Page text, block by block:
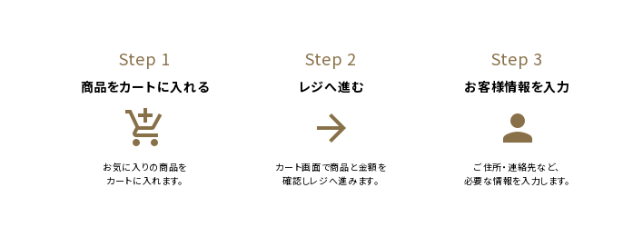
Step 1
商品をカートに入れる
add_shopping_cart
お気に入りの商品を
カートに入れます。
Step 2
レジへ進む
arrow_forward
カート画面で商品と金額を
確認しレジへ進みます。
Step 3
お客様情報を入力
person
ご住所・連絡先など、
必要な情報を入力します。